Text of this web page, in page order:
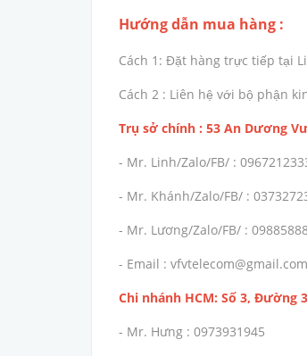
Hướng dẫn mua hàng :
Cách 1: Đặt hàng trực tiếp tại
Cách 2 : Liên hệ với bộ phận
Trụ sở chính : 53 An Dương
- Mr. Linh/Zalo/FB/ :
- Mr. Khánh/Zalo/FB/ :
- Mr. Lương/Zalo/FB/ :
- Email : vfvtelecom@gmail.com
Chi nhánh HCM: Số 3, Đường
- Mr. Hưng : 0973931945